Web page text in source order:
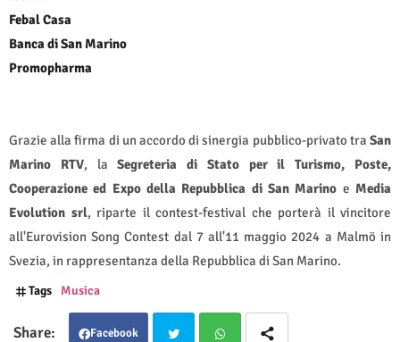
Febal Casa
Banca di San Marino
Promopharma
Grazie alla firma di un accordo di sinergia pubblico-privato tra San
Marino RTV, laSegreteria di Stato per il Turismo, Poste,
Cooperazione ed Expo della Repubblica di San Marino e Media
Evolution srl, riparte il contest-festival che porterà il vincitore
all'Eurovision Song Contest dal 7 all'11 maggio 2024 a Malmö in
Svezia, in rappresentanza della Repubblica di San Marino.
Tags Musica
Facebook